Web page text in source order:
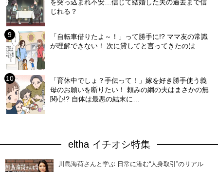
を突っ込まれ不安…信じて結婚した夫の過去まで信
じれる？
「自転車借りたよ～！」って勝手に!? ママ友の常識
が理解できない！ 次に貸してと言ってきたのは…
「育休中でしょ？手伝って！」嫁を好き勝手使う義
母のお願いを断りたい！ 頼みの綱の夫はまさかの無
関心!? 自体は最悪の結末に…
eltha イチオシ特集
川島海荷さんと学ぶ 日常に潜む“人身取引”のリアル